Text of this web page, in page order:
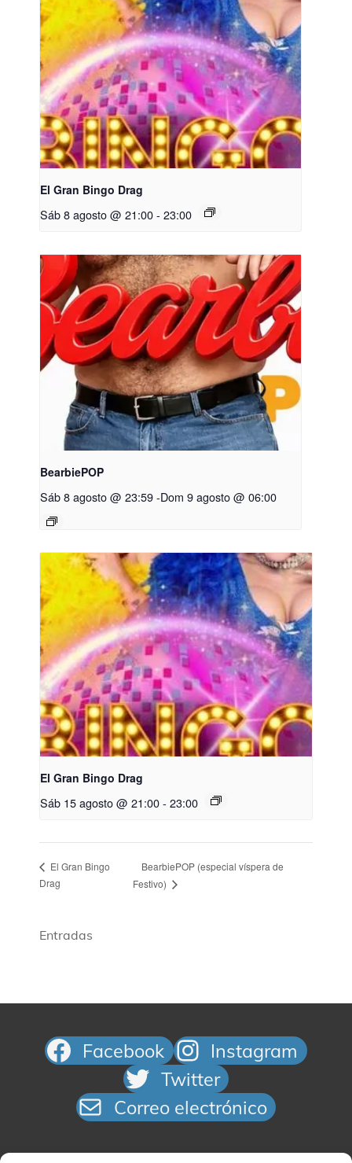
El Gran Bingo Drag
Sáb 8 agosto @ 21:00- 23:00
BearbiePOP
Sáb 8 agosto @ 23:59-Dom 9 agosto @ 06:00
El Gran Bingo Drag
Sáb 15 agosto @ 21:00- 23:00
El Gran Bingo
Drag
BearbiePOP (especial víspera de
Festivo)
Entradas
Facebook
Instagram
Twitter
Correo electrónico